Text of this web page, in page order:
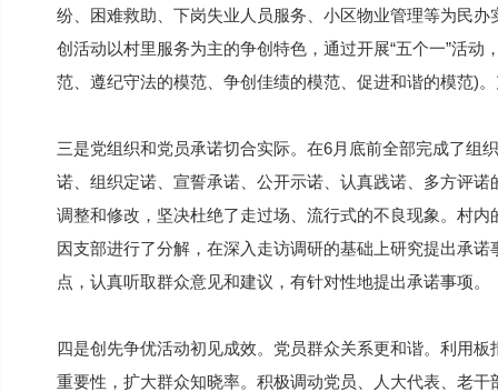
纷、困难救助、下岗失业人员服务、小区物业管理等为民
创活动以村里服务为主的争创特色，通过开展“五个一”活
范、遵纪守法的模范、争创佳绩的模范、促进和谐的模范)
三是党组织和党员承诺切合实际。在6月底前全部完成了组
诺、组织定诺、宣誓承诺、公开示诺、认真践诺、多方评
调整和修改，坚决杜绝了走过场、流行式的不良现象。村
因支部进行了分解，在深入走访调研的基础上研究提出承
点，认真听取群众意见和建议，有针对性地提出承诺事项。
四是创先争优活动初见成效。党员群众关系更和谐。利用
重要性，扩大群众知晓率。积极调动党员、人大代表、老